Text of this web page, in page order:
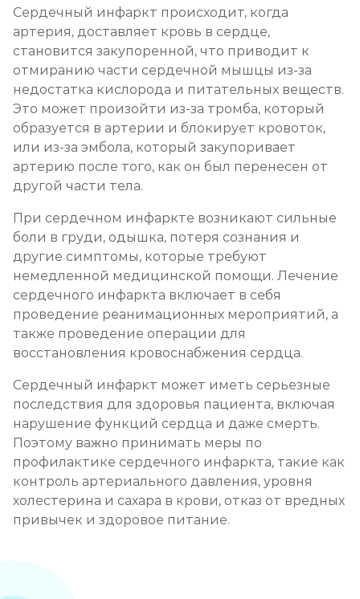
Сердечный инфаркт происходит, когда
артерия, доставляет кровь в сердце,
становится закупоренной, что приводит к
отмиранию части сердечной мышцы из-за
недостатка кислорода и питательных веществ.
Это может произойти из-за тромба, который
образуется в артерии и блокирует кровоток,
или из-за эмбола, который закупоривает
артерию после того, как он был перенесен от
другой части тела.
При сердечном инфаркте возникают сильные
боли в груди, одышка, потеря сознания и
другие симптомы, которые требуют
немедленной медицинской помощи. Лечение
сердечного инфаркта включает в себя
проведение реанимационных мероприятий, а
также проведение операции для
восстановления кровоснабжения сердца.
Сердечный инфаркт может иметь серьезные
последствия для здоровья пациента, включая
нарушение функций сердца и даже смерть.
Поэтому важно принимать меры по
профилактике сердечного инфаркта, такие как
контроль артериального давления, уровня
холестерина и сахара в крови, отказ от вредных
привычек и здоровое питание.